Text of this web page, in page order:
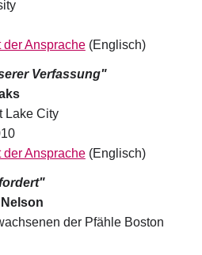
der Ansprache(Englisch)
Verfassung"
Lake City
der Ansprache(Englisch)
der Pfähle Boston